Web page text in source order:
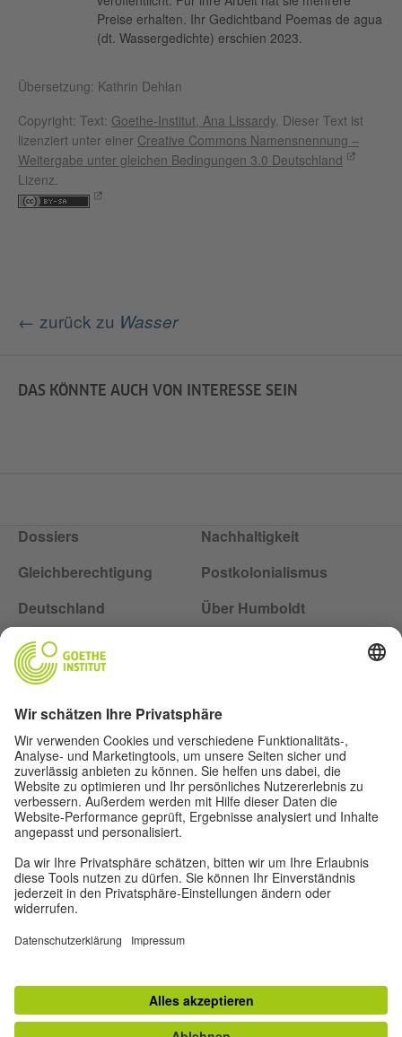
Preise erhalten. Ihr Gedichtband Poemas de agua
(dt. Wassergedichte) erschien 2023.
Übersetzung: Kathrin Dehlan
Copyright: Text: Goethe-Institut, Ana Lissardy. Dieser Text ist
lizenziert unter einer Creative Commons Namensnennung –
Weitergabe unter gleichen Bedingungen 3.0 Deutschland
Lizenz.
← zurück zu Wasser
DAS KÖNNTE AUCH VON INTERESSE SEIN
Dossiers
Nachhaltigkeit
Gleichberechtigung
Postkolonialismus
Deutschland
Über Humboldt
Impressum
Datenschutz
Nutzungsbedingungen
Privatsphäre-Einstellungen
Folge dem Magazin Humboldt auf Social Media
Andere Magazine des Goethe-Instituts
Gegenüber : Transatlantisches
Ruya